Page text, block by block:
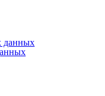
данных